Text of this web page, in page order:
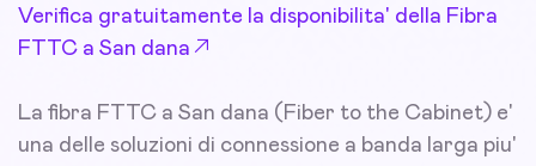
Verifica gratuitamente la disponibilita' della Fibra
FTTC a San dana
La fibra FTTC a San dana (Fiber to the Cabinet) e'
una delle soluzioni di connessione a banda larga piu'